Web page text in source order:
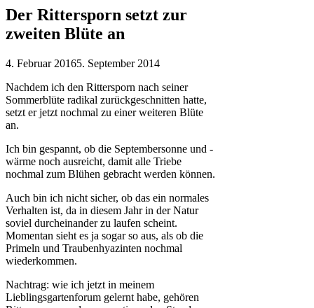
Der Rittersporn setzt zur
zweiten Blüte an
4. Februar 20165. September 2014
Nachdem ich den Rittersporn nach seiner
Sommerblüte radikal zurückgeschnitten hatte,
setzt er jetzt nochmal zu einer weiteren Blüte
an.
Ich bin gespannt, ob die Septembersonne und -
wärme noch ausreicht, damit alle Triebe
nochmal zum Blühen gebracht werden können.
Auch bin ich nicht sicher, ob das ein normales
Verhalten ist, da in diesem Jahr in der Natur
soviel durcheinander zu laufen scheint.
Momentan sieht es ja sogar so aus, als ob die
Primeln und Traubenhyazinten nochmal
wiederkommen.
Nachtrag: wie ich jetzt in meinem
Lieblingsgartenforum gelernt habe, gehören